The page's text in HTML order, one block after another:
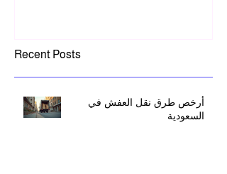
Recent Posts
أرخص طرق نقل العفش في
السعودية